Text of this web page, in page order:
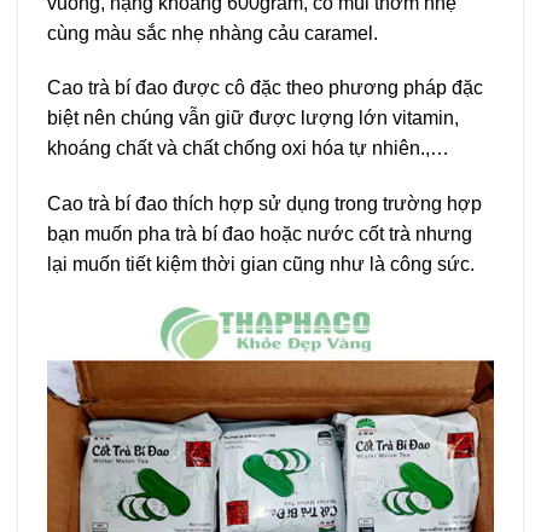
cùng màu sắc nhẹ nhàng cảu caramel.
Cao trà bí đao được cô đặc theo phương pháp đặc
biệt nên chúng vẫn giữ được lượng lớn vitamin,
khoáng chất và chất chống oxi hóa tự nhiên.,…
Cao trà bí đao thích hợp sử dụng trong trường hợp
bạn muốn pha trà bí đao hoặc nước cốt trà nhưng
lại muốn tiết kiệm thời gian cũng như là công sức.